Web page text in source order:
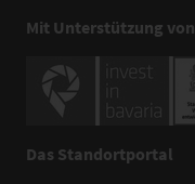
Mit Unterstützung von
Das Standortportal